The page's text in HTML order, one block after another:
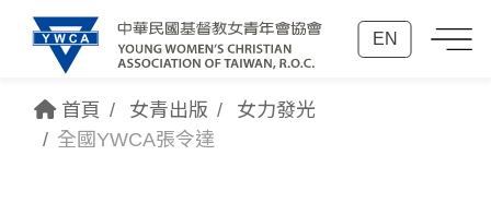
EN
首頁 女青出版
女力發光
全國YWCA張令達